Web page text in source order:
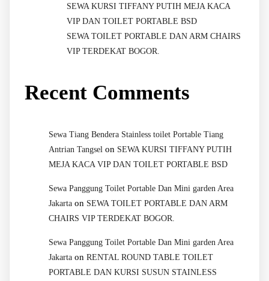
SEWA KURSI TIFFANY PUTIH MEJA KACA
VIP DAN TOILET PORTABLE BSD
SEWA TOILET PORTABLE DAN ARM CHAIRS
VIP TERDEKAT BOGOR.
Recent Comments
Sewa Tiang Bendera Stainless toilet Portable Tiang
Antrian Tangsel on SEWA KURSI TIFFANY PUTIH
MEJA KACA VIP DAN TOILET PORTABLE BSD
Sewa Panggung Toilet Portable Dan Mini garden Area
Jakarta on SEWA TOILET PORTABLE DAN ARM
CHAIRS VIP TERDEKAT BOGOR.
Sewa Panggung Toilet Portable Dan Mini garden Area
Jakarta on RENTAL ROUND TABLE TOILET
PORTABLE DAN KURSI SUSUN STAINLESS